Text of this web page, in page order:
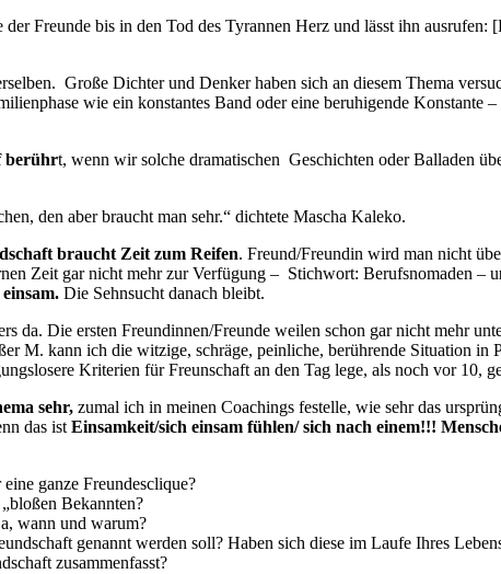
Freunde bis in den Tod des Tyrannen Herz und lässt ihn
Große Dichter und Denker haben sich an diesem Thema
wie ein konstantes Band oder eine beruhigende Konstante
berührt, wenn wir solche dramatischen Geschichten oder Balladen
den aber braucht man sehr.“ dichtete Mascha Kaleko.
braucht Zeit zum Reifen. Freund/Freundin wird man nicht
Zeit gar nicht mehr zur Verfügung – Stichwort: Berufsnomaden – u
Die Sehnsucht danach bleibt.
da. Die ersten Freundinnen/Freunde weilen schon gar nicht mehr
M. kann ich die witzige, schräge, peinliche, berührende Situation
Kriterien für Freunschaft an den Tag lege, als noch vor 10,
sehr, zumal ich in meinen Coachings festelle, wie sehr das
das ist Einsamkeit/sich einsam fühlen/ sich nach einem!!!
ganze Freundesclique?
Bekannten?
wann und warum?
genannt werden soll? Haben sich diese im Laufe Ihres
zusammenfasst?